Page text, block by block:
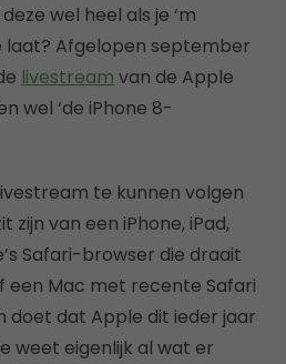
wel heel als je ‘m
laat? Afgelopen september
livestream van de Apple
wel ‘de iPhone 8-
te kunnen volgen
zijn van een iPhone, iPad,
Safari-browser die draait
een Mac met recente Safari
doet dat Apple dit ieder jaar
weet eigenlijk al wat er